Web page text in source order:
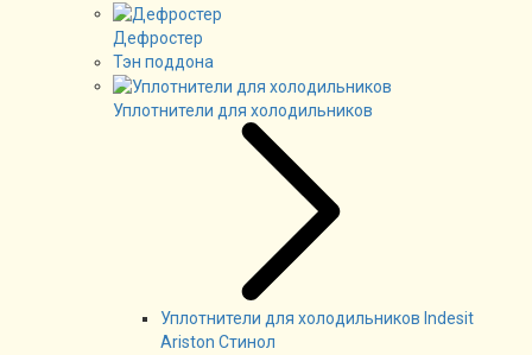
Дефростер
Тэн поддона
Уплотнители для холодильников
Уплотнители для холодильников Indesit
Ariston Стинол